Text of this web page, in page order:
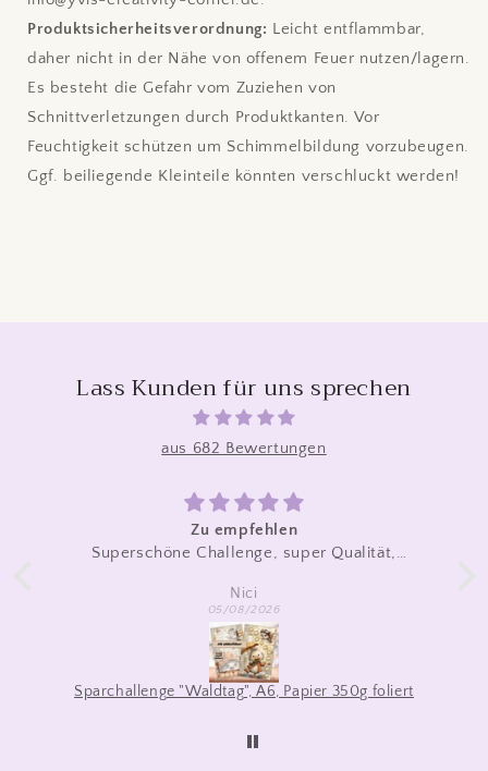
Produktsicherheitsverordnung: Leicht entflammbar,
daher nicht in der Nähe von offenem Feuer nutzen/lagern.
Es besteht die Gefahr vom Zuziehen von
Schnittverletzungen durch Produktkanten. Vor
Feuchtigkeit schützen um Schimmelbildung vorzubeugen.
Ggf. beiliegende Kleinteile könnten verschluckt werden!
Lass Kunden für uns sprechen
aus 682 Bewertungen
Zu empfehlen
Superschöne Challenge, super Qualität,
Nici
05/08/2026
Sparchallenge "Waldtag", A6, Papier 350g foliert